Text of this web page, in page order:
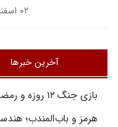
۰۲ اسفند ۱۳۹۶
آخرین خبرها
بازی جنگ ۱۲ روزه و رمضان
هرمز و باب‌المندب؛